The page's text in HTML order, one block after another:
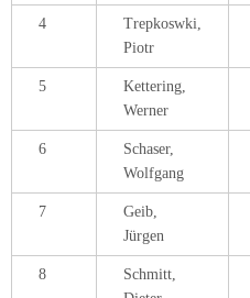
4
Trepkoswki,
Piotr
5
Kettering,
Werner
6
Schaser,
Wolfgang
7
Geib,
Jürgen
8
Schmitt,